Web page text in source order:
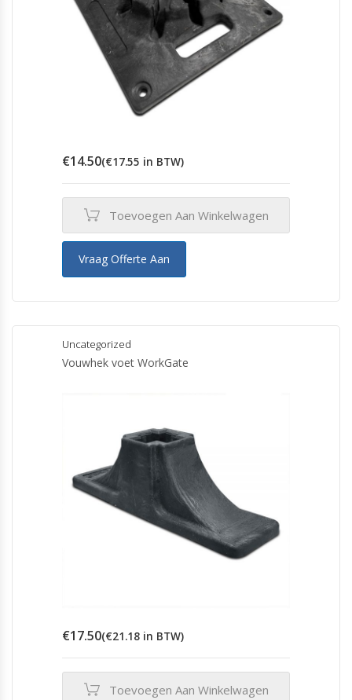
€14.50(€17.55 in BTW)
Toevoegen Aan Winkelwagen
Vraag Offerte Aan
Uncategorized
Vouwhek voet WorkGate
€17.50(€21.18 in BTW)
Toevoegen Aan Winkelwagen